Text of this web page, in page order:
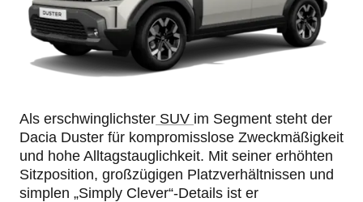
Als erschwinglichster SUV im Segment steht der
Dacia Duster für kompromisslose Zweckmäßigkeit
und hohe Alltagstauglichkeit. Mit seiner erhöhten
Sitzposition, großzügigen Platzverhältnissen und
simplen „Simply Clever“-Details ist er